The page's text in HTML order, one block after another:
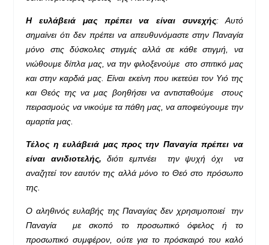
Η ευλάβειά μας πρέπει να είναι συνεχής: Αυτό
σημαίνει ότι δεν πρέπει να απευθυνόμαστε στην Παναγία
μόνο στις δύσκολες στιγμές αλλά σε κάθε στιγμή, να
νιώθουμε δίπλα μας, να την φιλοξενούμε στο σπιτικό μας
και στην καρδιά μας. Είναι εκείνη που ικετεύει τον Υιό της
και Θεός της να μας βοηθήσει να αντισταθούμε στους
πειρασμούς να νικούμε τα πάθη μας, να αποφεύγουμε την
αμαρτία μας.
Τέλος η ευλάβειά μας προς την Παναγία πρέπει να
είναι ανιδιοτελής,διότι εμπνέει την ψυχή όχι να
αναζητεί τον εαυτόν της αλλά μόνο το Θεό στο πρόσωπο
της.
Ο αληθινός ευλαβής της Παναγίας δεν χρησιμοποιεί την
Παναγία με σκοπό το προσωπικό όφελος ή το
προσωπικό συμφέρον, ούτε για το πρόσκαιρό του καλό